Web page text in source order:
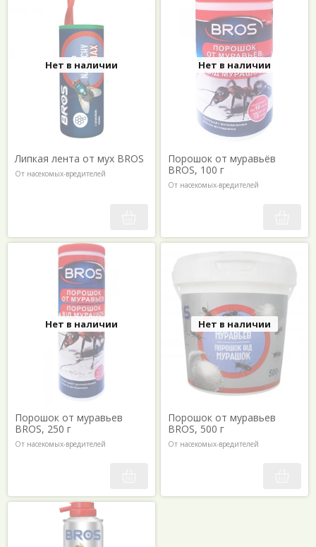
Нет в наличии
Липкая лента от мух BROS
От насекомых-вредителей
Нет в наличии
Порошок от муравьёв
BROS, 100 г
От насекомых-вредителей
Нет в наличии
Порошок от муравьев
BROS, 250 г
От насекомых-вредителей
Нет в наличии
Порошок от муравьев
BROS, 500 г
От насекомых-вредителей